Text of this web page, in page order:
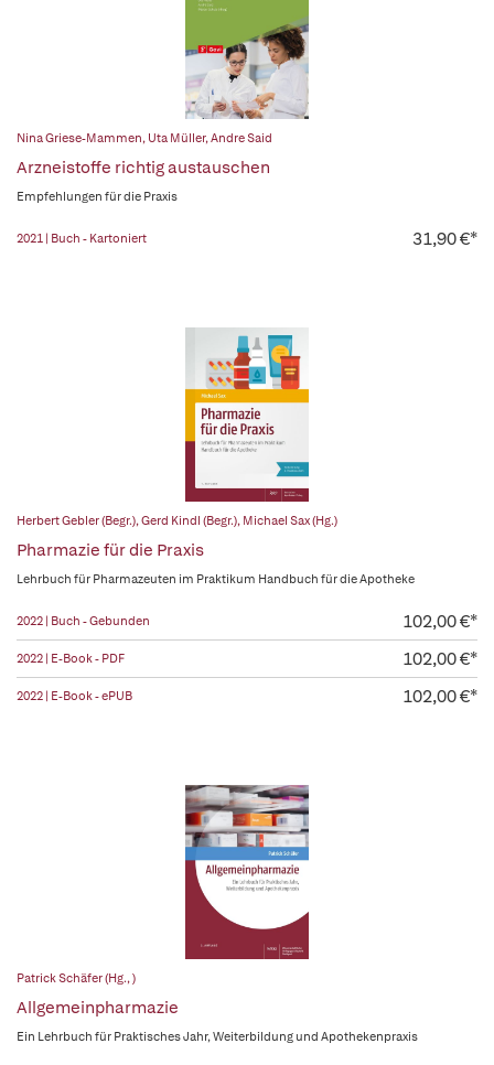
Nina Griese-Mammen, Uta Müller,Andre Said
Arzneistoffe richtig austauschen
Empfehlungen für die Praxis
2021 | Buch - Kartoniert 31,90 €*
Herbert Gebler (Begr.),Gerd Kindl (Begr.), Michael Sax (Hg.)
Pharmazie für die Praxis
Lehrbuch für Pharmazeuten im Praktikum Handbuch für die Apotheke
2022 | Buch - Gebunden 102,00 €*
2022 | E-Book - PDF 102,00 €*
2022 | E-Book - ePUB 102,00 €*
Patrick Schäfer (Hg., )
Allgemeinpharmazie
Ein Lehrbuch für Praktisches Jahr, Weiterbildung und Apothekenpraxis